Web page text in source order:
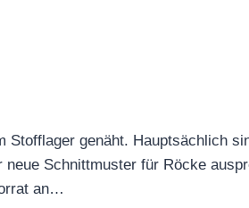
genäht. Hauptsächlich
Schnittmuster für Röcke
an…